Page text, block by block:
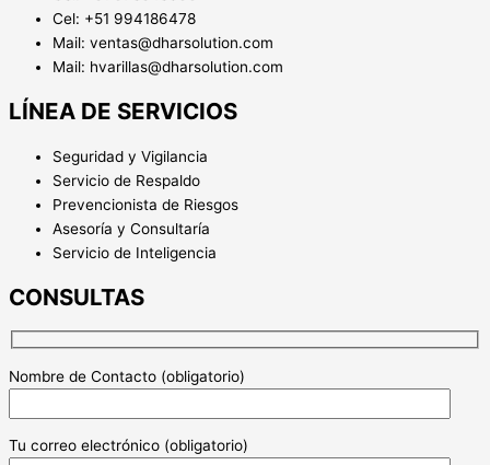
Cel: +51 994186478
Mail: ventas@dharsolution.com
Mail: hvarillas@dharsolution.com
LÍNEA DE SERVICIOS
Seguridad y Vigilancia
Servicio de Respaldo
Prevencionista de Riesgos
Asesoría y Consultaría
Servicio de Inteligencia
CONSULTAS
Nombre de Contacto (obligatorio)
Tu correo electrónico (obligatorio)